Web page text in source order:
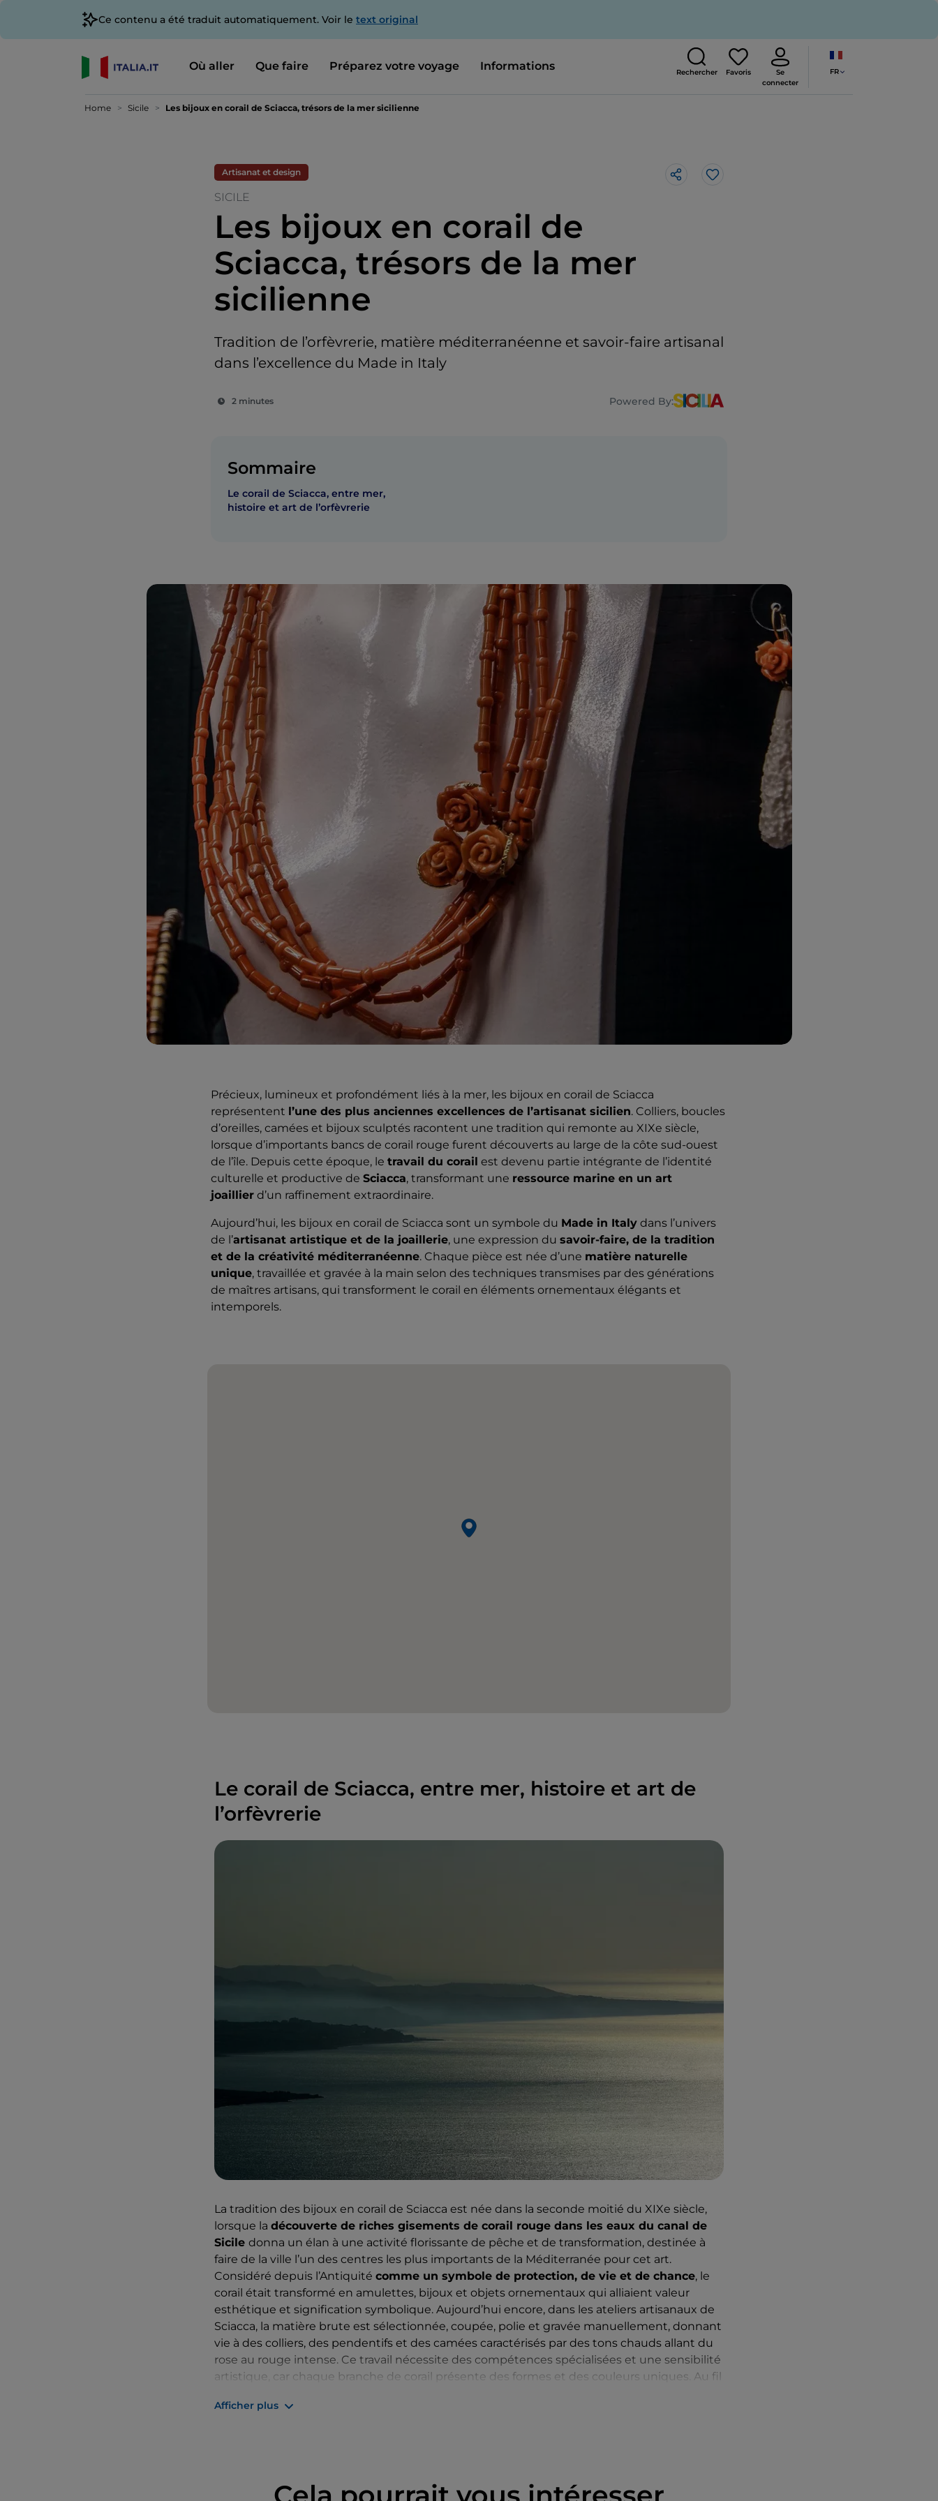
Ce contenu a été traduit automatiquement. Voir le text original
Où aller Que faire Préparez votre voyage Informations Rechercher Favoris
Se
connecter
FR
Home Sicile Les bijoux en corail de Sciacca, trésors de la mer sicilienne
Artisanat et design
SICILE
Les bijoux en corail de
Sciacca, trésors de la mer
sicilienne
Tradition de l’orfèvrerie, matière méditerranéenne et savoir-faire artisanal
dans l’excellence du Made in Italy
2 minutes Powered By:
J’aime
Sommaire
Le corail de Sciacca, entre mer,
histoire et art de l’orfèvrerie
Précieux, lumineux et profondément liés à la mer, les bijoux en corail de Sciacca
représentent l’une des plus anciennes excellences de l’artisanat sicilien. Colliers, boucles
d’oreilles, camées et bijoux sculptés racontent une tradition qui remonte au XIXe siècle,
lorsque d’importants bancs de corail rouge furent découverts au large de la côte sud-ouest
de l’île. Depuis cette époque, le travail du corail est devenu partie intégrante de l’identité
culturelle et productive de Sciacca, transformant une ressource marine en un art
joaillier d’un raffinement extraordinaire.
Aujourd’hui, les bijoux en corail de Sciacca sont un symbole du Made in Italy dans l’univers
de l’artisanat artistique et de la joaillerie, une expression du savoir-faire, de la tradition
et de la créativité méditerranéenne. Chaque pièce est née d’une matière naturelle
unique, travaillée et gravée à la main selon des techniques transmises par des générations
de maîtres artisans, qui transforment le corail en éléments ornementaux élégants et
intemporels.
Le corail de Sciacca, entre mer, histoire et art de
l’orfèvrerie
La tradition des bijoux en corail de Sciacca est née dans la seconde moitié du XIXe siècle,
lorsque la découverte de riches gisements de corail rouge dans les eaux du canal de
Sicile donna un élan à une activité florissante de pêche et de transformation, destinée à
faire de la ville l’un des centres les plus importants de la Méditerranée pour cet art.
Considéré depuis l’Antiquité comme un symbole de protection, de vie et de chance, le
corail était transformé en amulettes, bijoux et objets ornementaux qui alliaient valeur
esthétique et signification symbolique. Aujourd’hui encore, dans les ateliers artisanaux de
Sciacca, la matière brute est sélectionnée, coupée, polie et gravée manuellement, donnant
vie à des colliers, des pendentifs et des camées caractérisés par des tons chauds allant du
rose au rouge intense. Ce travail nécessite des compétences spécialisées et une sensibilité
artistique, car chaque branche de corail présente des formes et des couleurs uniques. Au fil
conservé intacte la place centrale occupée par le travail manuel et le lien avec la mer. Les
Afficher plus